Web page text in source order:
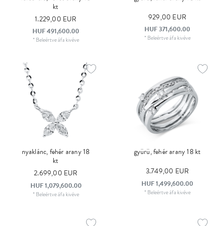
kt
1.229,00 EUR
HUF 491,600.00
* Beleértve áfa kivéve
929,00 EUR
HUF 371,600.00
* Beleértve áfa kivéve
nyaklánc, fehér arany 18
kt
2.699,00 EUR
HUF 1,079,600.00
* Beleértve áfa kivéve
gyürü, fehér arany 18 kt
3.749,00 EUR
HUF 1,499,600.00
* Beleértve áfa kivéve